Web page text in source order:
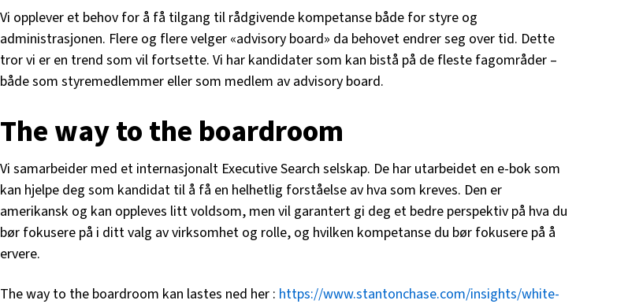
Vi opplever et behov for å få tilgang til rådgivende kompetanse både for styre og
administrasjonen. Flere og flere velger «advisory board» da behovet endrer seg over tid. Dette
tror vi er en trend som vil fortsette. Vi har kandidater som kan bistå på de fleste fagområder –
både som styremedlemmer eller som medlem av advisory board.
The way to the boardroom
Vi samarbeider med et internasjonalt Executive Search selskap. De har utarbeidet en e-bok som
kan hjelpe deg som kandidat til å få en helhetlig forståelse av hva som kreves. Den er
amerikansk og kan oppleves litt voldsom, men vil garantert gi deg et bedre perspektiv på hva du
bør fokusere på i ditt valg av virksomhet og rolle, og hvilken kompetanse du bør fokusere på å
ervere.
The way to the boardroom kan lastes ned her : https://www.stantonchase.com/insights/white-